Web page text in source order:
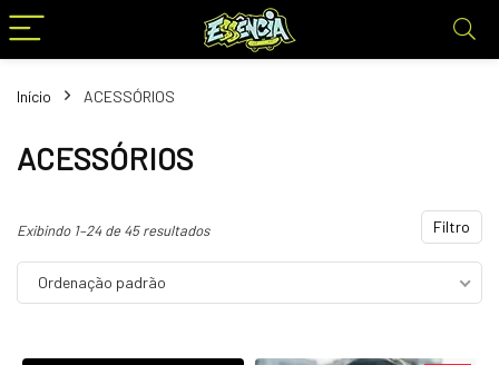
Início ACESSÓRIOS
ACESSÓRIOS
Filtro
Exibindo 1–24 de 45 resultados
Ordenação padrão